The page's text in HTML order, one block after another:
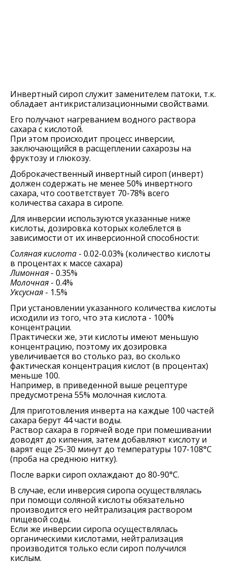
Инвертный сироп служит заменителем патоки, т.к.
обладает антикристализационными свойствами.
Его получают нагреванием водного раствора
сахара с кислотой.
При этом происходит процесс инверсии,
заключающийся в расщеплении сахарозы на
фруктозу и глюкозу.
Доброкачественный инвертный сироп (инверт)
должен содержать не менее 50% инвертного
сахара, что соответствует 70-78% всего
количества сахара в сиропе.
Для инверсии используются указанные ниже
кислоты, дозировка которых колеблется в
зависимости от их инверсионной способности:
Соляная кислота - 0.02-0.03% (количество кислоты
в процентах к массе сахара)
Лимонная - 0.35%
Молочная - 0.4%
Уксусная - 1.5%
При установлении указанного количества кислоты
исходили из того, что эта кислота - 100%
концентрации.
Практически же, эти кислоты имеют меньшую
концентрацию, поэтому их дозировка
увеличивается во столько раз, во сколько
фактическая концентрация кислот (в процентах)
меньше 100.
Например, в приведенной выше рецептуре
предусмотрена 55% молочная кислота.
Для приготовления инверта на каждые 100 частей
сахара берут 44 части воды.
Раствор сахара в горячей воде при помешивании
доводят до кипения, затем добавляют кислоту и
варят еще 25-30 минут до температуры 107-108°С
(проба на среднюю нитку).
После варки сироп охлаждают до 80-90°С.
В случае, если инверсия сиропа осуществлялась
при помощи соляной кислоты обязательно
производится его нейтрализация раствором
пищевой соды.
Если же инверсии сиропа осуществлялась
органическими кислотами, нейтрализация
производится только если сироп получился
кислым.